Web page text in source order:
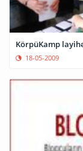
KörpüKamp
18-05-2009